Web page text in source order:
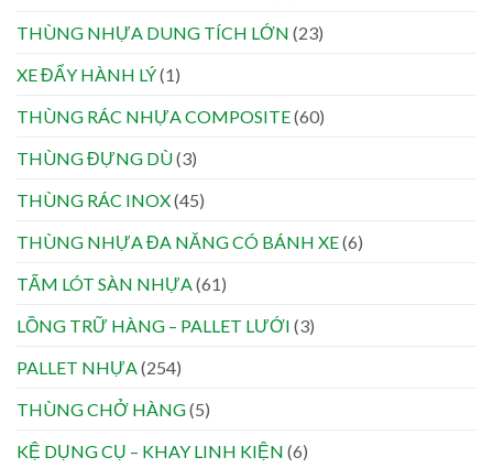
THÙNG NHỰA DUNG TÍCH LỚN (23)
XE ĐẨY HÀNH LÝ(1)
THÙNG RÁC NHỰA COMPOSITE(60)
THÙNG ĐỰNG DÙ(3)
THÙNG RÁC INOX(45)
THÙNG NHỰA ĐA NĂNG CÓ BÁNH XE(6)
TẤM LÓT SÀN NHỰA(61)
LỒNG TRỮ HÀNG – PALLET LƯỚI (3)
PALLET NHỰA(254)
THÙNG CHỞ HÀNG(5)
KỆ DỤNG CỤ – KHAY LINH KIỆN (6)